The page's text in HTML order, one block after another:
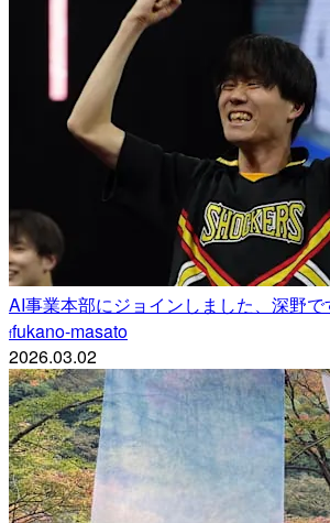
AI事業本部にジョインしました、深野で
ffukano-masato
2026.03.02